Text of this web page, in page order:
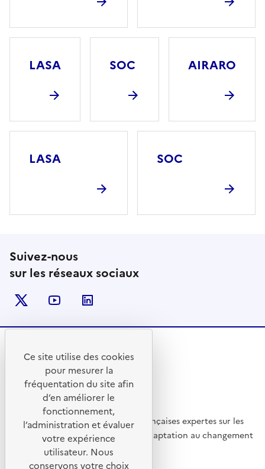
LASA SOC AIRARO
LASA SOC
Suivez-nous
sur les réseaux sociaux
Twitter Youtube
RÉPUBLIQUE
FRANÇAISE
La communauté des entreprises françaises expertes sur les
solutions environnementales et l'adaptation au changement
climatique
Ce site utilise des cookies
pour mesurer la
fréquentation du site afin
d’en améliorer le
fonctionnement,
l’administration et évaluer
votre expérience
utilisateur. Nous
conservons votre choix